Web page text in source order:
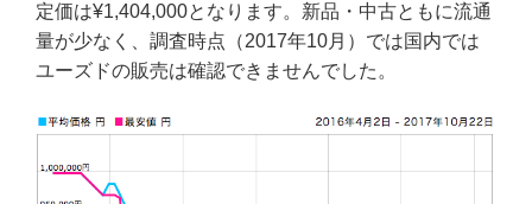
定価は¥1,404,000となります。新品・中古ともに流通
量が少なく、調査時点（2017年10月）では国内では
ユーズドの販売は確認できませんでした。